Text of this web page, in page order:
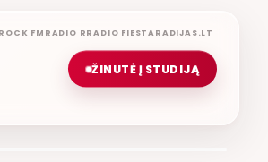
ROCK FM RADIO RRADIO FIESTARADIJAS.LT
ŽINUTĖ Į STUDIJĄ